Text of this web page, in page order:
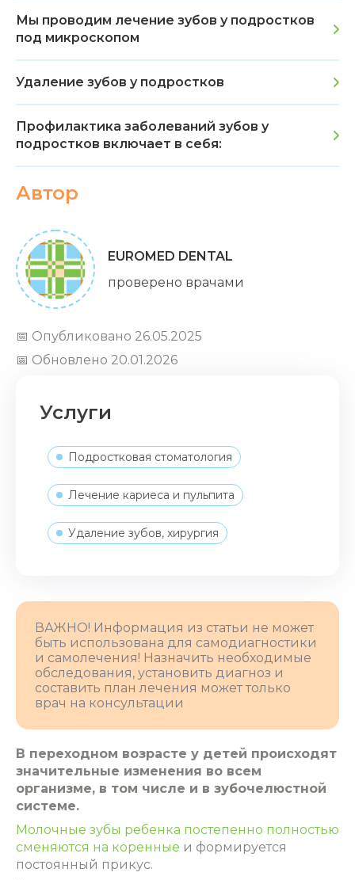
Мы проводим лечение зубов у подростков
под микроскопом
Удаление зубов у подростков
Профилактика заболеваний зубов у
подростков включает в себя:
Автор
EUROMED DENTAL
проверено врачами
📅 Опубликовано 26.05.2025
📅 Обновлено 20.01.2026
Услуги
Подростковая стоматология
Лечение кариеса и пульпита
Удаление зубов, хирургия
ВАЖНО! Информация из статьи не может
быть использована для самодиагностики
и самолечения! Назначить необходимые
обследования, установить диагноз и
составить план лечения может только
врач на консультации
В переходном возрасте у детей происходят
значительные изменения во всем
организме, в том числе и в зубочелюстной
системе.
Молочные зубы ребенка постепенно полностью
сменяются на коренные и формируется
постоянный прикус.